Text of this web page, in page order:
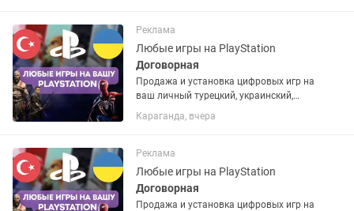
запросу. Работают на PS4 и...
Реклама
Любые игры на PlayStation
Договорная
Продажа и установка цифровых игр на
ваш личный турецкий, украинский,
американский или польский PSN
аккаунт. Если аккаунта нет – помогу
запросу. Работают на PS4 и...
Караганда, вчера
Реклама
Любые игры на PlayStation
Договорная
Продажа и установка цифровых игр на